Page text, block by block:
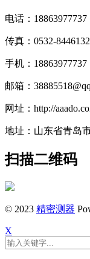
电话：18863977737
传真：0532-
手机：18863977737
邮箱：
网址：http://
地址：山东省青岛
扫描二维码
© 2023 精密测器
X